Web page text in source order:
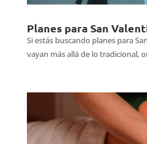
Planes para San
Si estás buscando planes para
vayan más allá de lo tradicional,